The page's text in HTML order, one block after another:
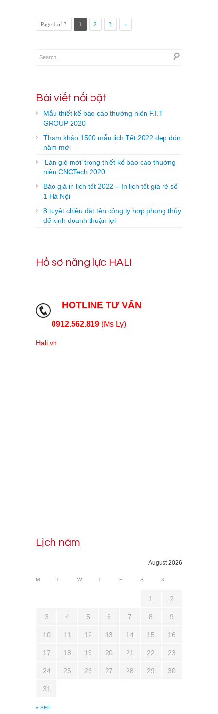
Page 1 of 3 1 2 3 »
Bài viết nổi bật
Mẫu thiết kế báo cáo thường niên F.I.T
GROUP 2020
Tham khảo 1500 mẫu lịch Tết 2022 đẹp đón
năm mới
‘Làn gió mới’ trong thiết kế báo cáo thường
niên CNCTech 2020
Báo giá in lịch tết 2022 – In lịch tết giá rẻ số
1 Hà Nội
8 tuyệt chiêu đặt tên công ty hợp phong thủy
để kinh doanh thuận lợi
Hồ sơ năng lực HALI
HOTLINE TƯ VẤN
0912.562.819 (Ms Ly)
Hali.vn
Lịch năm
August 2026
M T W T F S S
« SEP
1 2
3 4 5 6 7 8 9
10 11 12 13 14 15 16
17 18 19 20 21 22 23
24 25 26 27 28 29 30
31